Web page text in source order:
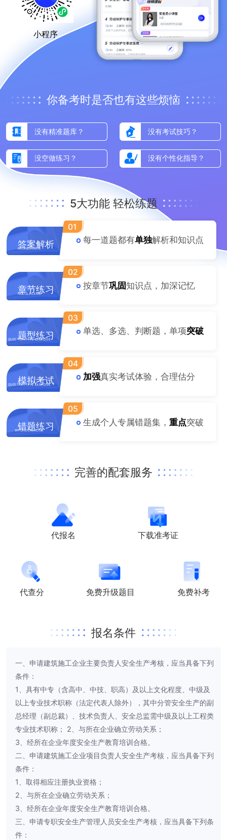
小程序
你备考时是否也有这些烦恼
没有精准题库？ 没有考试技巧？
没空做练习？ 没有个性化指导？
5大功能 轻松练题
答案解析
ANSWER KEYS
01
每一道题都有单独解析和知识点
KEYS
章节练习
MODULE EXAM
02
按章节巩固知识点，加深记忆
EXAM
题型练习
QUESTION TYPE EXERCISE
03
单选、多选、判断题，单项突破
TYPE
模拟考试
QUESTION TYPE EXERCISE
04
加强真实考试体验，合理估分
TYPE
错题练习
WRONG EXERCISE
05
生成个人专属错题集，重点突破
EXERCISE
完善的配套服务
代报名 下载准考证
代查分 免费升级题目 免费补考
报名条件
一、申请建筑施工企业主要负责人安全生产考核，应当具备下列
条件：
1、具有中专（含高中、中技、职高）及以上文化程度、中级及
以上专业技术职称（法定代表人除外），其中分管安全生产的副
总经理（副总裁）、技术负责人、安全总监需中级及以上工程类
专业技术职称； 2、与所在企业确立劳动关系；
3、经所在企业年度安全生产教育培训合格。
二、申请建筑施工企业项目负责人安全生产考核，应当具备下列
条件：
1、取得相应注册执业资格；
2、与所在企业确立劳动关系；
3、经所在企业年度安全生产教育培训合格。
三、申请专职安全生产管理人员安全生产考核，应当具备下列条
件：